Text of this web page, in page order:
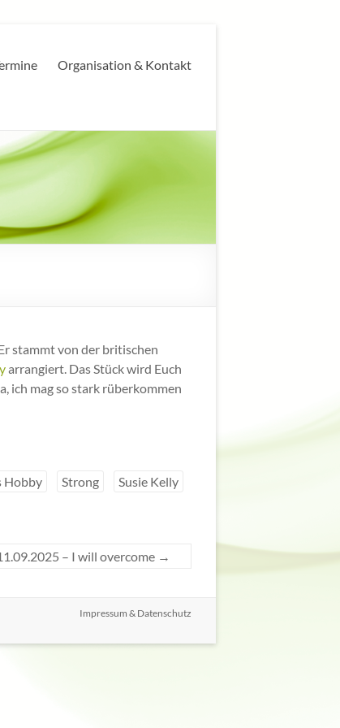
Organisation & Kontakt
stammt von der britischen
arrangiert. Das Stück wird Euch
ich mag so stark rüberkommen
Hobby Strong Susie Kelly
– I will overcome →
Impressum & Datenschutz